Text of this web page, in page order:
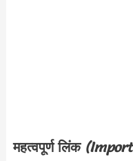
महत्वपूर्ण लिंक